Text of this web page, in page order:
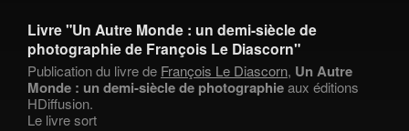
Livre "Un Autre Monde : un demi-siècle de
photographie de François Le Diascorn"
Publication du livre de François Le Diascorn, Un Autre
Monde : un demi-siècle de photographieaux éditions
HDiffusion.
Le livre sort